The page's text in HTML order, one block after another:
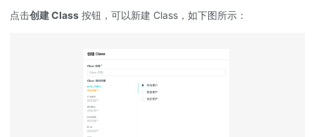
点击创建 Class 按钮，可以新建 Class，如下图所示：